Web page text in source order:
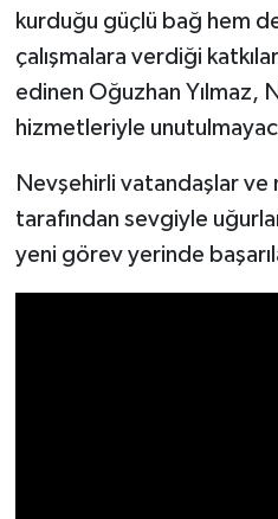
kurduğu güçlü bağ hem
çalışmalara verdiği
edinen Oğuzhan Yılmaz,
hizmetleriyle
Nevşehirli vatandaşlar ve
tarafından sevgiyle
yeni görev yerinde